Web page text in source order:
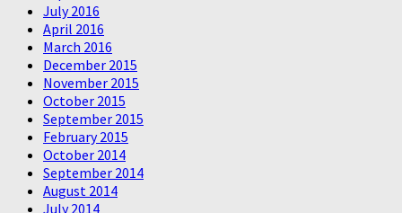
July 2016
April 2016
March 2016
December 2015
November 2015
October 2015
September 2015
February 2015
October 2014
September 2014
August 2014
July 2014